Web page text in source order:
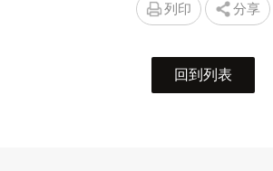
列印 分享
回到列表